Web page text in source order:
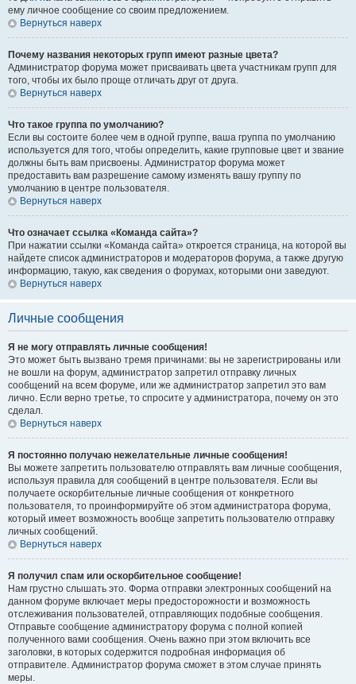
ему личное сообщение со своим предложением.
Вернуться наверх
Почему названия некоторых групп имеют разные цвета?
Администратор форума может присваивать цвета участникам групп для
того, чтобы их было проще отличать друг от друга.
Вернуться наверх
Что такое группа по умолчанию?
Если вы состоите более чем в одной группе, ваша группа по умолчанию
используется для того, чтобы определить, какие групповые цвет и звание
должны быть вам присвоены. Администратор форума может
предоставить вам разрешение самому изменять вашу группу по
умолчанию в центре пользователя.
Вернуться наверх
Что означает ссылка «Команда сайта»?
При нажатии ссылки «Команда сайта» откроется страница, на которой вы
найдете список администраторов и модераторов форума, а также другую
информацию, такую, как сведения о форумах, которыми они заведуют.
Вернуться наверх
Личные сообщения
Я не могу отправлять личные сообщения!
Это может быть вызвано тремя причинами: вы не зарегистрированы или
не вошли на форум, администратор запретил отправку личных
сообщений на всем форуме, или же администратор запретил это вам
лично. Если верно третье, то спросите у администратора, почему он это
сделал.
Вернуться наверх
Я постоянно получаю нежелательные личные сообщения!
Вы можете запретить пользователю отправлять вам личные сообщения,
используя правила для сообщений в центре пользователя. Если вы
получаете оскорбительные личные сообщения от конкретного
пользователя, то проинформируйте об этом администратора форума,
который имеет возможность вообще запретить пользователю отправку
личных сообщений.
Вернуться наверх
Я получил спам или оскорбительное сообщение!
Нам грустно слышать это. Форма отправки электронных сообщений на
данном форуме включает меры предосторожности и возможность
отслеживания пользователей, отправляющих подобные сообщения.
Отправьте сообщение администратору форума с полной копией
полученного вами сообщения. Очень важно при этом включить все
заголовки, в которых содержится подробная информация об
отправителе. Администратор форума сможет в этом случае принять
меры.